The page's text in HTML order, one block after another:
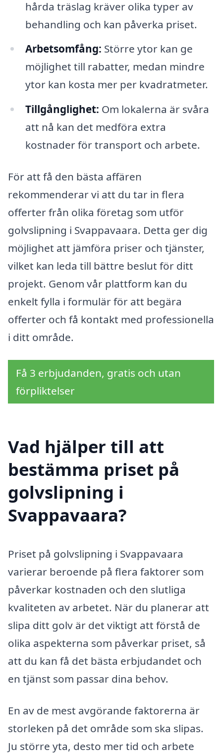
hårda träslag kräver olika typer av
behandling och kan påverka priset.
Arbetsomfång: Större ytor kan ge
möjlighet till rabatter, medan mindre
ytor kan kosta mer per kvadratmeter.
Tillgånglighet: Om lokalerna är svåra
att nå kan det medföra extra
kostnader för transport och arbete.
För att få den bästa affären
rekommenderar vi att du tar in flera
offerter från olika företag som utför
golvslipning i Svappavaara. Detta ger dig
möjlighet att jämföra priser och tjänster,
vilket kan leda till bättre beslut för ditt
projekt. Genom vår plattform kan du
enkelt fylla i formulär för att begära
offerter och få kontakt med professionella
i ditt område.
Få 3 erbjudanden, gratis och utan
förpliktelser
Vad hjälper till att
bestämma priset på
golvslipning i
Svappavaara?
Priset på golvslipning i Svappavaara
varierar beroende på flera faktorer som
påverkar kostnaden och den slutliga
kvaliteten av arbetet. När du planerar att
slipa ditt golv är det viktigt att förstå de
olika aspekterna som påverkar priset, så
att du kan få det bästa erbjudandet och
en tjänst som passar dina behov.
En av de mest avgörande faktorerna är
storleken på det område som ska slipas.
Ju större yta, desto mer tid och arbete